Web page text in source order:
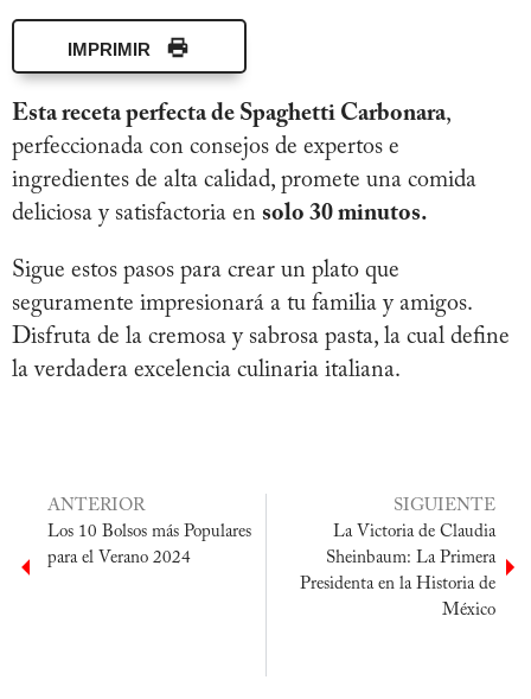
IMPRIMIR
Esta receta perfecta de Spaghetti Carbonara,
perfeccionada con consejos de expertos e
ingredientes de alta calidad, promete una comida
deliciosa y satisfactoria en solo 30 minutos.
Sigue estos pasos para crear un plato que
seguramente impresionará a tu familia y amigos.
Disfruta de la cremosa y sabrosa pasta, la cual define
la verdadera excelencia culinaria italiana.
ANTERIOR
Los 10 Bolsos más Populares
para el Verano 2024
SIGUIENTE
La Victoria de Claudia
Sheinbaum: La Primera
Presidenta en la Historia de
México